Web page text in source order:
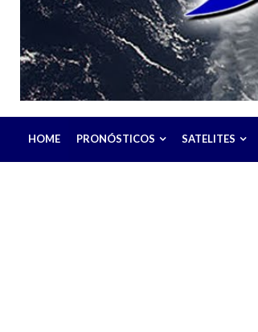
HOME PRONÓSTICOS SATELITES